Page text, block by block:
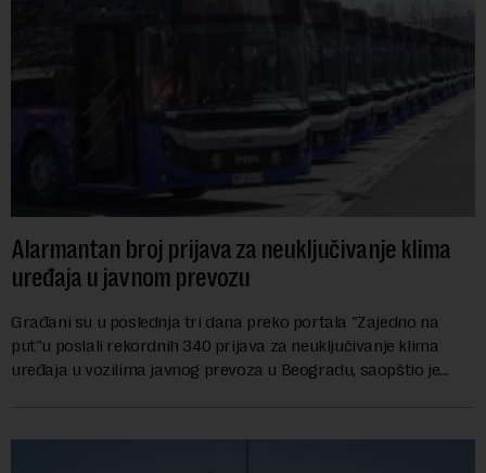
Alarmantan broj prijava za neuključivanje klima
uređaja u javnom prevozu
Građani su u poslednja tri dana preko portala "Zajedno na
put"u poslali rekordnih 340 prijava za neuključivanje klima
uređaja u vozilima javnog prevoza u Beogradu, saopštio je